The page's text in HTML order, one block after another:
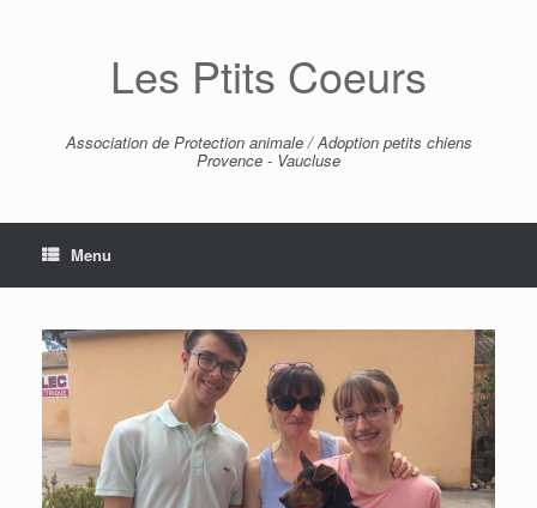
Les Ptits Coeurs
Association de Protection animale / Adoption petits chiens
Provence - Vaucluse
Menu